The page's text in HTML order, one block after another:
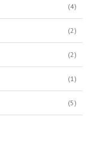
(4)
(2)
(2)
(1)
(5)